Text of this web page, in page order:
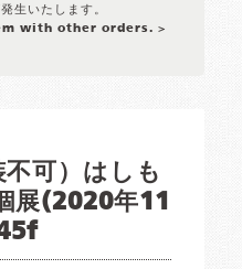
生いたします。
with other orders. >
可）はしも
展(2020年11